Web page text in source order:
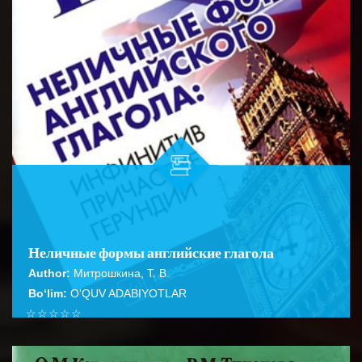
Неличные формы английские глагола
Author: Митрошкина, Т. В.
Bo‘lim: O'QUV ADABIYOTLAR
☆
☆
☆
☆
☆
Справочник содержит подробное описание правил